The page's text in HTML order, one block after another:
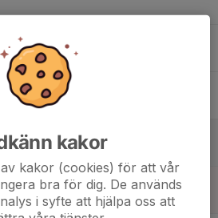
kakor
kakor (cookies) för att vår
bra för dig. De används
i syfte att hjälpa oss att